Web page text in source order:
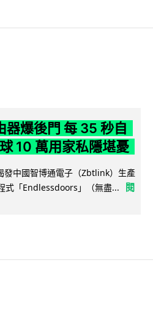
器爆後門 每 35 秒自
10 萬用家私隱堪憂
發中國智博通電子（Zbtlink）生產
式「Endlessdoors」（無盡...
閱